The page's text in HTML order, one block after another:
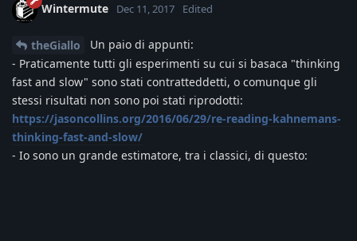
Wintermute Dec 11, 2017 Edited
theGiallo
Un paio di appunti:
- Praticamente tutti gli esperimenti su cui si basaca "thinking
fast and slow" sono stati contratteddetti, o comunque gli
stessi risultati non sono poi stati riprodotti:
https://jasoncollins.org/2016/06/29/re-reading-kahnemans-
thinking-fast-and-slow/
- Io sono un grande estimatore, tra i classici, di questo: